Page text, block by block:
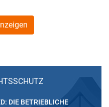
DIE BETRIEBLICHE